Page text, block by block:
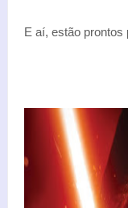
E aí, estão prontos